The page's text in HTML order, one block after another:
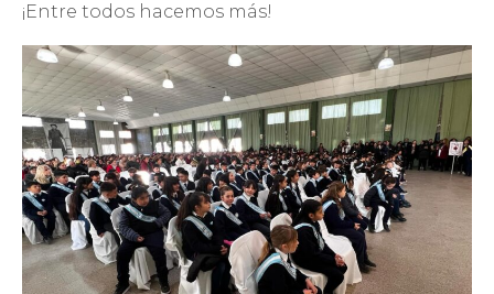
¡Entre todos hacemos más!